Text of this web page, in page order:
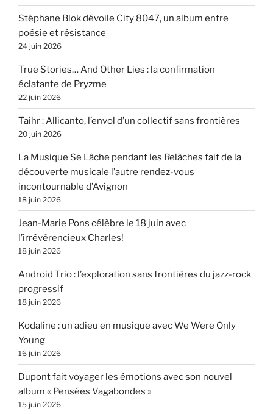
Stéphane Blok dévoile City 8047, un album entre
poésie et résistance
24 juin 2026
True Stories… And Other Lies : la confirmation
éclatante de Pryzme
22 juin 2026
Taihr : Allicanto, l’envol d’un collectif sans frontières
20 juin 2026
La Musique Se Lâche pendant les Relâches fait de la
découverte musicale l’autre rendez-vous
incontournable d’Avignon
18 juin 2026
Jean-Marie Pons célèbre le 18 juin avec
l’irrévérencieux Charles!
18 juin 2026
Android Trio : l’exploration sans frontières du jazz-rock
progressif
18 juin 2026
Kodaline : un adieu en musique avec We Were Only
Young
16 juin 2026
Dupont fait voyager les émotions avec son nouvel
album « Pensées Vagabondes »
15 juin 2026